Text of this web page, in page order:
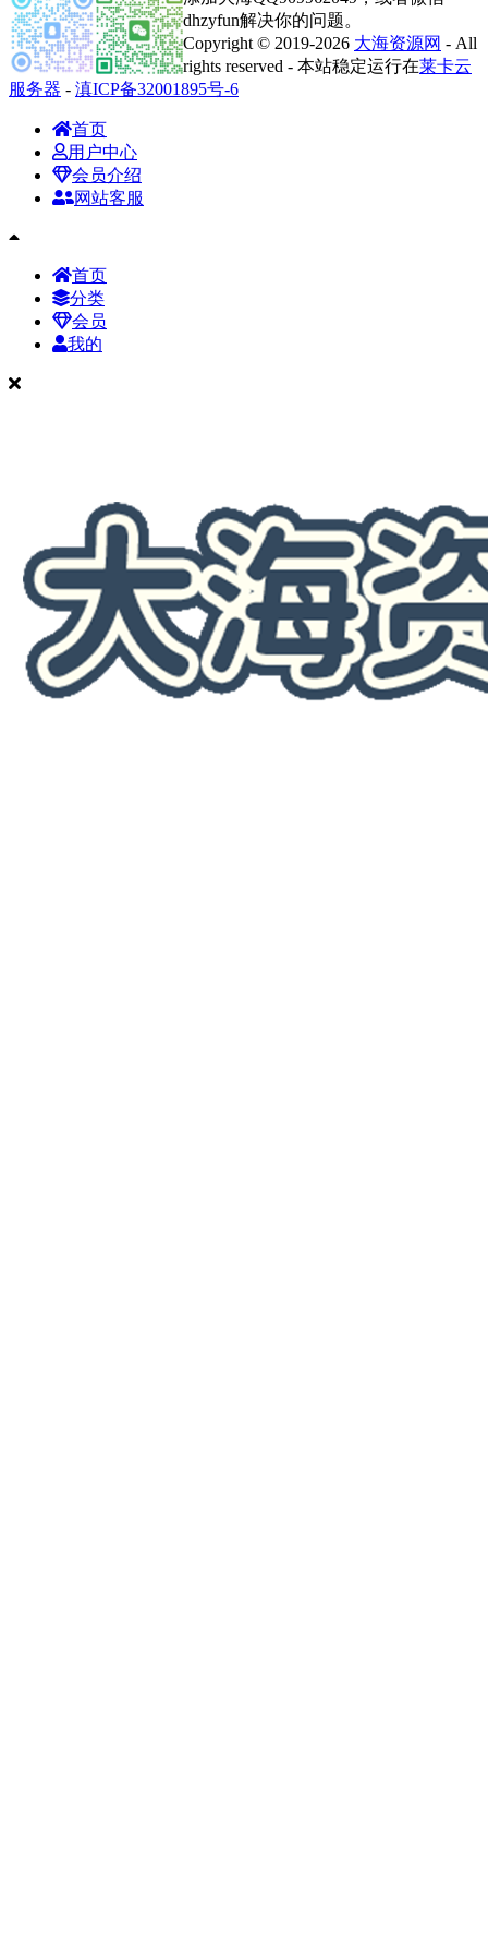
dhzyfun解决你的问题。
Copyright © 2019-2026 大海资源网 - All
rights reserved - 本站稳定运行在莱卡云
服务器 - 滇ICP备32001895号-6
首页
用户中心
会员介绍
网站客服
首页
分类
会员
我的